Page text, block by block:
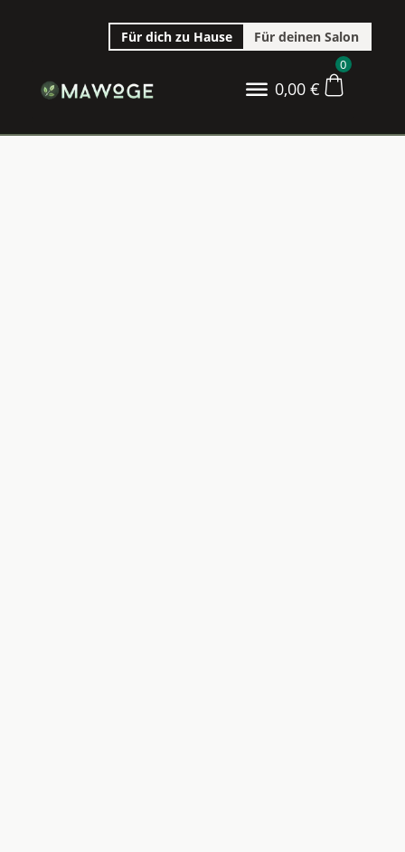
Für dich zu Hause Für deinen Salon
0,00 €
0